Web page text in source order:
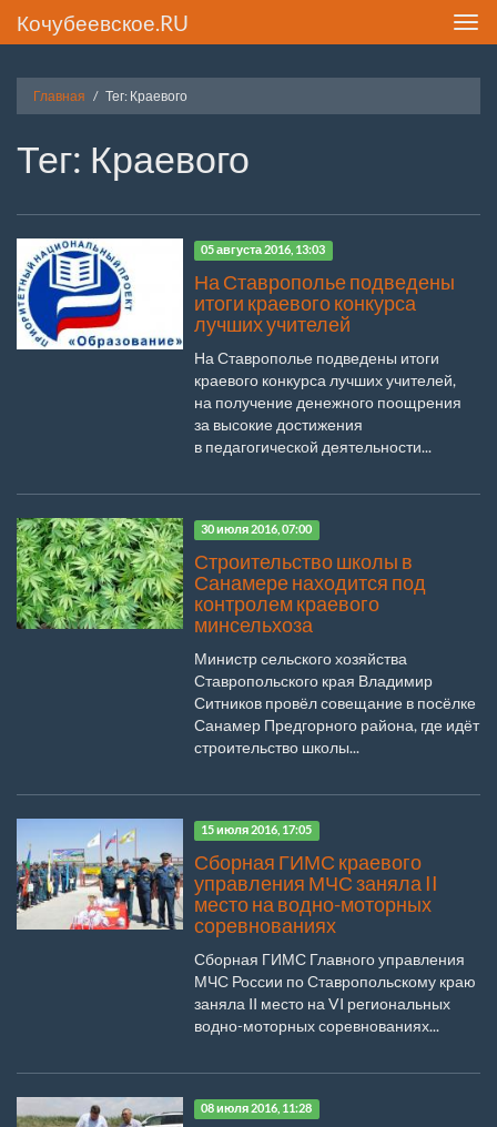
Кочубеевское.RU
Главная Тег: Краевого
Тег: Краевого
05 августа 2016, 13:03
На Ставрополье подведены
итоги краевого конкурса
лучших учителей
На Ставрополье подведены итоги
краевого конкурса лучших учителей,
на получение денежного поощрения
за высокие достижения
в педагогической деятельности...
30 июля 2016, 07:00
Строительство школы в
Санамере находится под
контролем краевого
минсельхоза
Министр сельского хозяйства
Ставропольского края Владимир
Ситников провёл совещание в посёлке
Санамер Предгорного района, где идёт
строительство школы...
15 июля 2016, 17:05
Сборная ГИМС краевого
управления МЧС заняла II
место на водно-моторных
соревнованиях
Сборная ГИМС Главного управления
МЧС России по Ставропольскому краю
заняла II место на VI региональных
водно-моторных соревнованиях...
08 июля 2016, 11:28